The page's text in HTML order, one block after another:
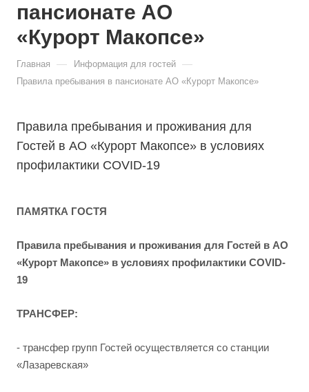
пансионате АО
«Курорт Макопсе»
Главная — Информация для гостей —
Правила пребывания в пансионате АО «Курорт Макопсе»
Правила пребывания и проживания для
Гостей в АО «Курорт Макопсе» в условиях
профилактики COVID-19
ПАМЯТКА ГОСТЯ
Правила пребывания и проживания для Гостей в АО
«Курорт Макопсе» в условиях профилактики COVID-
19
ТРАНСФЕР:
- трансфер групп Гостей осуществляется со станции
«Лазаревская»